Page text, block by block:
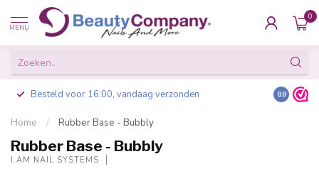
MENU
0
Besteld voor 16:00, vandaag verzonden 8.8
Home / Rubber Base - Bubbly
Rubber Base - Bubbly
I.AM NAIL SYSTEMS